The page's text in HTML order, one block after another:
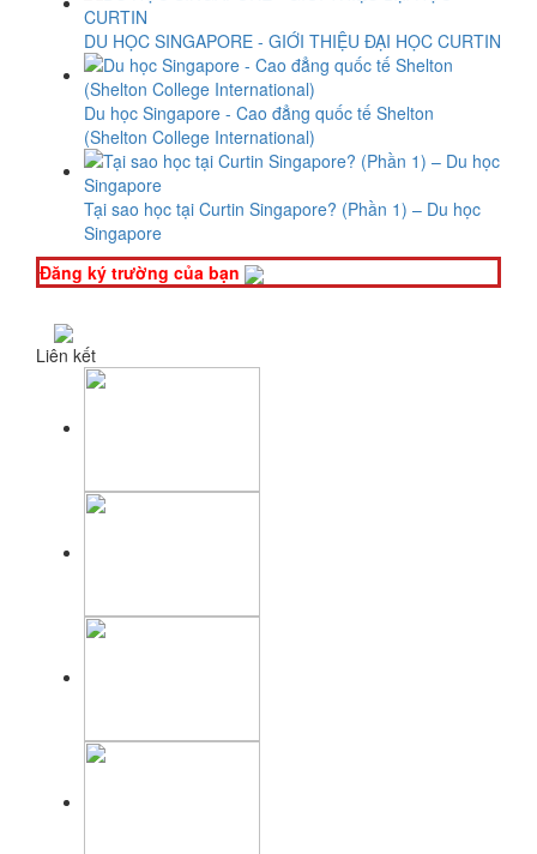
DU HỌC SINGAPORE - GIỚI THIỆU ĐẠI HỌC CURTIN
Du học Singapore - Cao đẳng quốc tế Shelton
(Shelton College International)
Tại sao học tại Curtin Singapore? (Phần 1) – Du học
Singapore
Đăng ký trường của bạn
Liên kết